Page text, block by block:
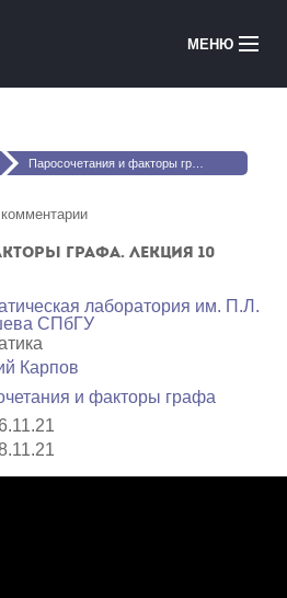
МЕНЮ
Медиатека
Courses in English
Войти
Паросочетания и факторы графа. Лекция 10
графа. Лекция 10
лаборатория им. П.Л.
СПбГУ
Карпов
и факторы графа